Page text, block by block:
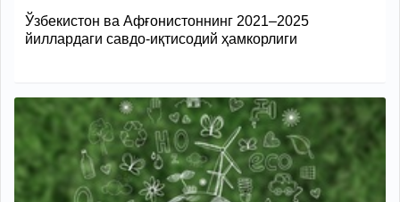
Ўзбекистон ва Афғонистоннинг 2021–2025
йиллардаги савдо-иқтисодий ҳамкорлиги